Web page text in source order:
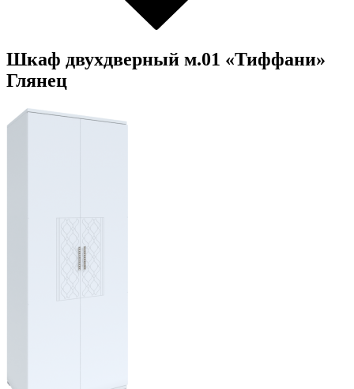
Шкаф двухдверный м.01 «Тиффани»
Глянец